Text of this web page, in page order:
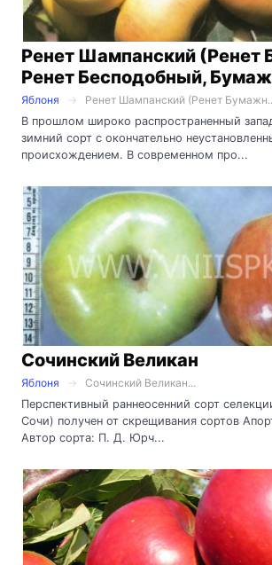
Ренет Шампанский (Ренет
Ренет Бесподобный,
Яблоня
Ренет Шампанский (Ренет
В прошлом широко распространенный
зимний сорт с окончательно
происхождением. В современном про...
Сочинский Великан
Яблоня
Сочинский Великан...
Перспективный раннеосенний сорт
Сочи) получен от скрещивания сортов
Автор сорта: П. Д. Юрч...